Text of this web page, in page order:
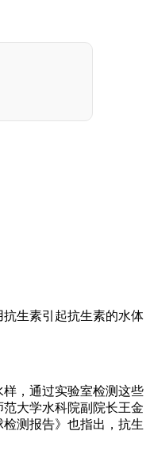
生素引起抗生素的水体
，通过实验室检测这些
大学水科院副院长王金
测报告》也指出，抗生